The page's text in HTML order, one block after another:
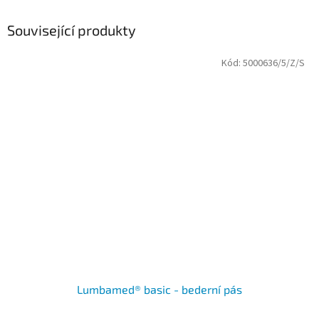
Související produkty
Lumbamed® basic - bederní pás
Kód: 5000636/5/Z/S